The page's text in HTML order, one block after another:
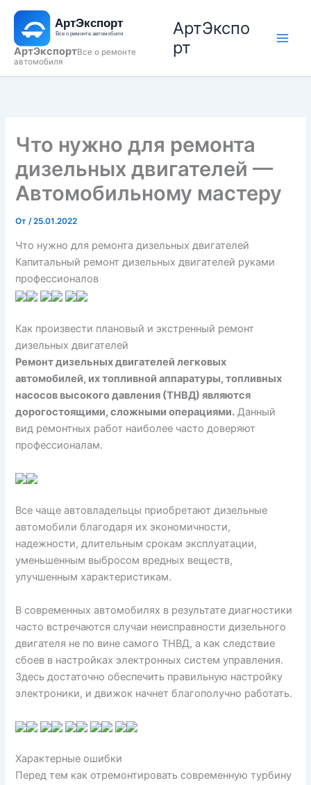
Перейти
содержимому
АртЭкспортВсе о ремонте
автомобиля
АртЭкспо
рт
Что нужно для ремонта
дизельных двигателей —
Автомобильному мастеру
От /25.01.2022
Что нужно для ремонта дизельных двигателей
Капитальный ремонт дизельных двигателей руками
профессионалов
Как произвести плановый и экстренный ремонт
дизельных двигателей
Ремонт дизельных двигателей легковых
автомобилей, их топливной аппаратуры, топливных
насосов высокого давления (ТНВД) являются
дорогостоящими, сложными операциями. Данный
вид ремонтных работ наиболее часто доверяют
профессионалам.
Все чаще автовладельцы приобретают дизельные
автомобили благодаря их экономичности,
надежности, длительным срокам эксплуатации,
уменьшенным выбросом вредных веществ,
улучшенным характеристикам.
В современных автомобилях в результате диагностики
часто встречаются случаи неисправности дизельного
двигателя не по вине самого ТНВД, а как следствие
сбоев в настройках электронных систем управления.
Здесь достаточно обеспечить правильную настройку
электроники, и движок начнет благополучно работать.
Характерные ошибки
Перед тем как отремонтировать современную турбину